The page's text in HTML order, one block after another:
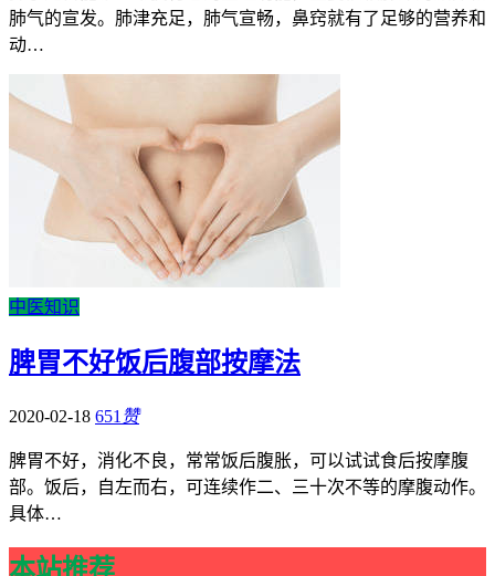
肺气的宣发。肺津充足，肺气宣畅，鼻窍就有了足够的营养和
动…
中医知识
脾胃不好饭后腹部按摩法
2020-02-18 651 赞
脾胃不好，消化不良，常常饭后腹胀，可以试试食后按摩腹
部。饭后，自左而右，可连续作二、三十次不等的摩腹动作。
具体…
本站推荐